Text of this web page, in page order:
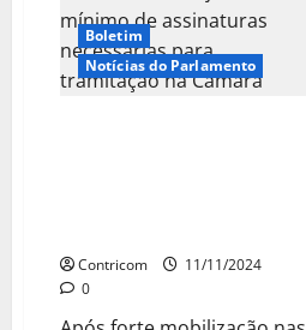
Boletim
Notícias do Parlamento
Contricom
11/11/2024
0